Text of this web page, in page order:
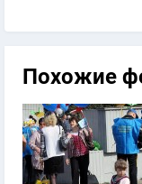
Похожие